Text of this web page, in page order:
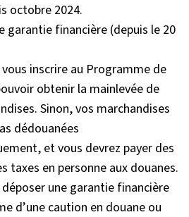
octobre 2024.
garantie financière (depuis le 20
inscrire au Programme de
obtenir la mainlevée de
Sinon, vos marchandises
dédouanées
et vous devrez payer des
taxes en personne aux douanes.
déposer une garantie financière
d’une caution en douane ou